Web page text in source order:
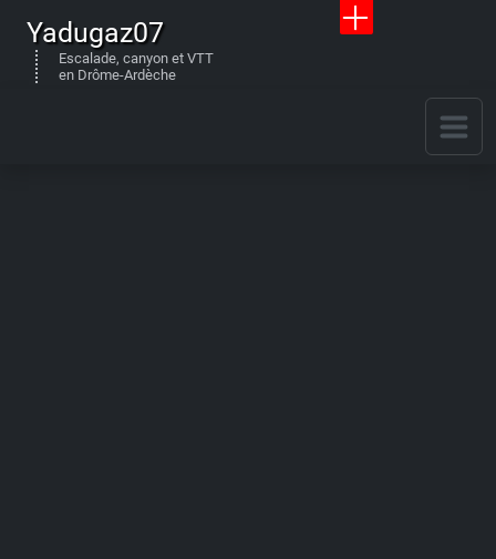
Yadugaz07
Escalade, canyon et VTT
en Drôme-Ardèche